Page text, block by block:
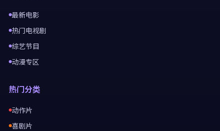
最新电影
热门电视剧
综艺节目
动漫专区
热门分类
动作片
喜剧片